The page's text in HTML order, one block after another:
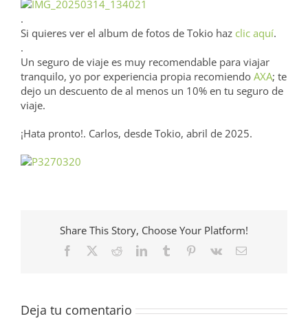
.
Si quieres ver el album de fotos de Tokio haz clic aquí.
.
Un seguro de viaje es muy recomendable para viajar
tranquilo, yo por experiencia propia recomiendo AXA; te
dejo un descuento de al menos un 10% en tu seguro de
viaje.
¡Hata pronto!. Carlos, desde Tokio, abril de 2025.
Share This Story, Choose Your Platform!
Facebook RedditLinkedInTumblr Pinterest
Vk
Correo
Deja tu comentario